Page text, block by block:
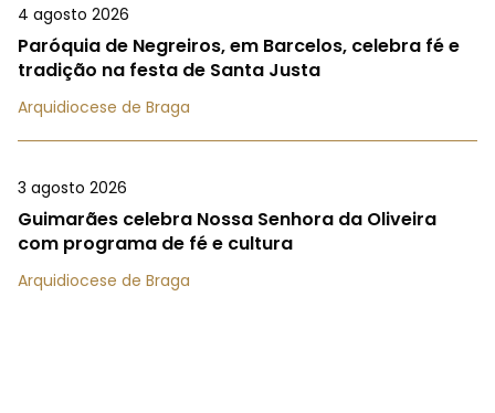
4 agosto 2026
Paróquia de Negreiros, em Barcelos, celebra fé e
tradição na festa de Santa Justa
Arquidiocese de Braga
3 agosto 2026
Guimarães celebra Nossa Senhora da Oliveira
com programa de fé e cultura
Arquidiocese de Braga